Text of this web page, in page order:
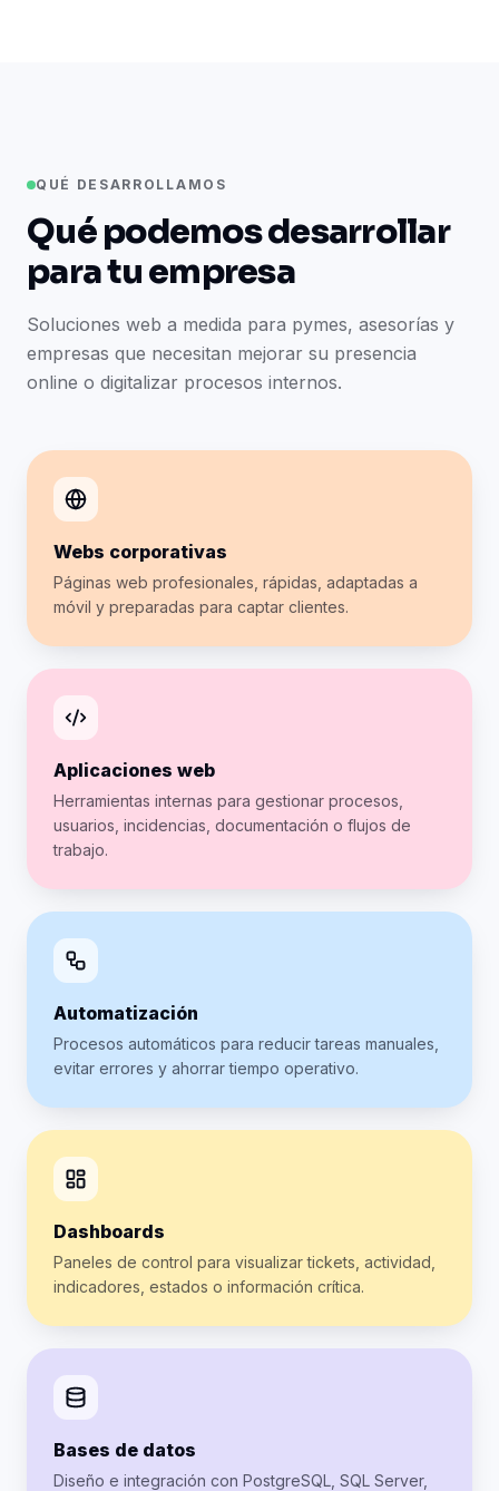
QUÉ DESARROLLAMOS
Qué podemos desarrollar
para tu empresa
Soluciones web a medida para pymes, asesorías y
empresas que necesitan mejorar su presencia
online o digitalizar procesos internos.
Webs corporativas
Páginas web profesionales, rápidas, adaptadas a
móvil y preparadas para captar clientes.
Aplicaciones web
Herramientas internas para gestionar procesos,
usuarios, incidencias, documentación o flujos de
trabajo.
Automatización
Procesos automáticos para reducir tareas manuales,
evitar errores y ahorrar tiempo operativo.
Dashboards
Paneles de control para visualizar tickets, actividad,
indicadores, estados o información crítica.
Bases de datos
Diseño e integración con PostgreSQL, SQL Server,